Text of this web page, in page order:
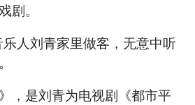
剧。
人刘青家里做客，无意中听
，是刘青为电视剧《都市平